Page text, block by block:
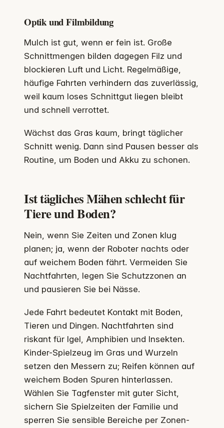
Optik und Filmbildung
Mulch ist gut, wenn er fein ist. Große
Schnittmengen bilden dagegen Filz und
blockieren Luft und Licht. Regelmäßige,
häufige Fahrten verhindern das zuverlässig,
weil kaum loses Schnittgut liegen bleibt
und schnell verrottet.
Wächst das Gras kaum, bringt täglicher
Schnitt wenig. Dann sind Pausen besser als
Routine, um Boden und Akku zu schonen.
Ist tägliches Mähen schlecht für
Tiere und Boden?
Nein, wenn Sie Zeiten und Zonen klug
planen; ja, wenn der Roboter nachts oder
auf weichem Boden fährt. Vermeiden Sie
Nachtfahrten, legen Sie Schutzzonen an
und pausieren Sie bei Nässe.
Jede Fahrt bedeutet Kontakt mit Boden,
Tieren und Dingen. Nachtfahrten sind
riskant für Igel, Amphibien und Insekten.
Kinder-Spielzeug im Gras und Wurzeln
setzen den Messern zu; Reifen können auf
weichem Boden Spuren hinterlassen.
Wählen Sie Tagfenster mit guter Sicht,
sichern Sie Spielzeiten der Familie und
sperren Sie sensible Bereiche per Zonen-